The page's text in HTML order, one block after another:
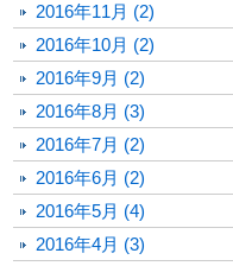
2016年11月 (2)
2016年10月 (2)
2016年9月 (2)
2016年8月 (3)
2016年7月 (2)
2016年6月 (2)
2016年5月 (4)
2016年4月 (3)